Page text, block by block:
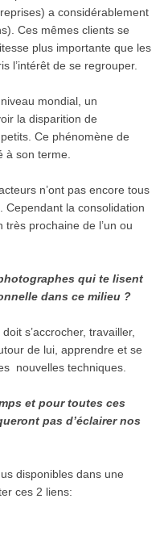
a considérablement
Ces mêmes clients se
plus importante que les
l’intérêt de se regrouper.
mondial, un
la disparition de
Ce phénomène de
à son terme.
n’ont pas encore tous
Cependant la consolidation
prochaine de l’un ou
qui te lisent
dans ce milieu ?
s’accrocher, travailler,
de lui, apprendre et se
nouvelles techniques.
et pour toutes ces
pas d’éclairer nos
disponibles dans une
ces 2 liens: